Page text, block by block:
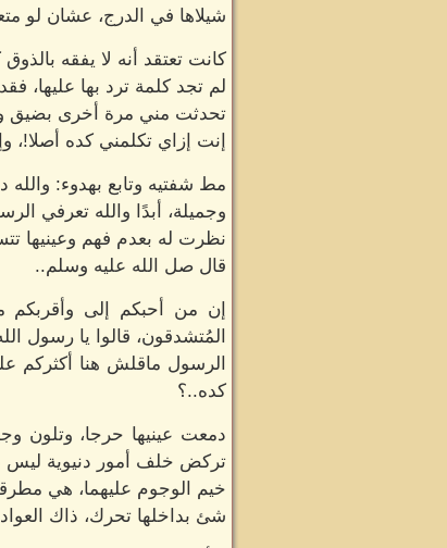
شيلاها في الدرج، عشان لو
كانت تعتقد أنه لا يفقه
لم تجد كلمة ترد بها عليها،
تحدثت مني مرة أخرى بضيق
إنت إزاي تكلمني كده
مط شفتيه وتابع بهدوء:
وجميلة، أبدًا والله تعرفي
نظرت له بعدم فهم وعينيها
قال صل الله عليه وسلم..
إن من أحبكم إلى وأقربكم
المُتشدقون، قالوا يا رسول
الرسول ماقلش هنا أكثركم
كده..؟
دمعت عينيها حرجا، وتلون
تركض خلف أمور دنيوية ليس
خيم الوجوم عليهما، هي
شئ بداخلها تحرك، ذاك